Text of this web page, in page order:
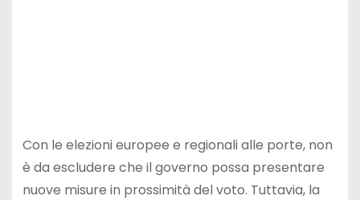
Con le elezioni europee e regionali alle porte, non
è da escludere che il governo possa presentare
nuove misure in prossimità del voto. Tuttavia, la